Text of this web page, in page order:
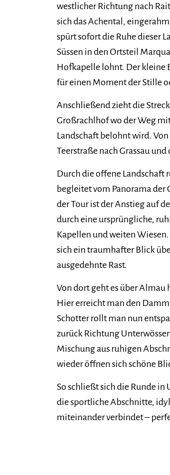
westlicher Richtung nach
sich das Achental,
spürt sofort die Ruhe dieser
Süssen in den Ortsteil
Hofkapelle lohnt. Der kleine
für einen Moment der Stille
Anschließend zieht die
Großrachlhof wo der Weg
Landschaft belohnt wird.
Teerstraße nach Grassau
Durch die offene Landschaft
begleitet vom Panorama der
der Tour ist der Anstieg auf
durch eine ursprüngliche,
Kapellen und weiten
sich ein traumhafter Blick
ausgedehnte Rast.
Von dort geht es über Almau
Hier erreicht man den
Schotter rollt man nun
zurück Richtung
Mischung aus ruhigen
wieder öffnen sich schöne
So schließt sich die Runde in
die sportliche Abschnitte,
miteinander verbindet –